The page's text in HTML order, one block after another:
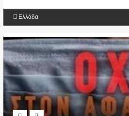
Ελλάδα